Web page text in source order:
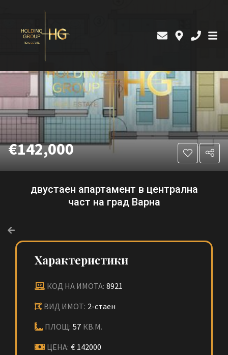
€142,000
двустаен апартамент в централна
част на град Варна
Характеристики
КОД НА ИМОТА: 8921
ВИД ИМОТ: 2-стаен
ПЛОЩ: 57 КВ.М.
ЦЕНА: € 142000